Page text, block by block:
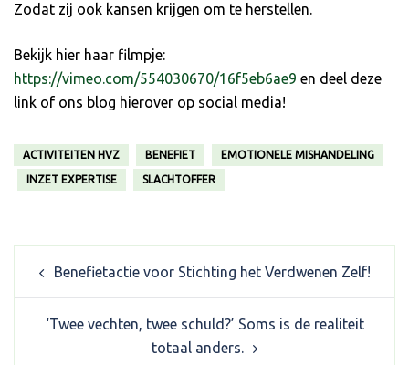
Zodat zij ook kansen krijgen om te herstellen.
Bekijk hier haar filmpje:
https://vimeo.com/554030670/16f5eb6ae9 en deel deze
link of ons blog hierover op social media!
ACTIVITEITEN HVZ BENEFIET EMOTIONELE MISHANDELING
INZET EXPERTISE SLACHTOFFER
navigation
Benefietactie voor Stichting het Verdwenen Zelf!
‘Twee vechten, twee schuld?’ Soms is de realiteit
totaal anders.